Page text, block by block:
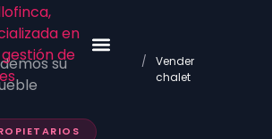
su
/
Vender
chalet